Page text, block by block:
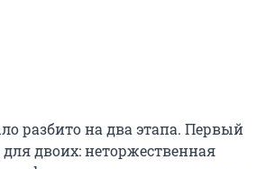
разбито на два этапа. Первый
двоих: неторжественная